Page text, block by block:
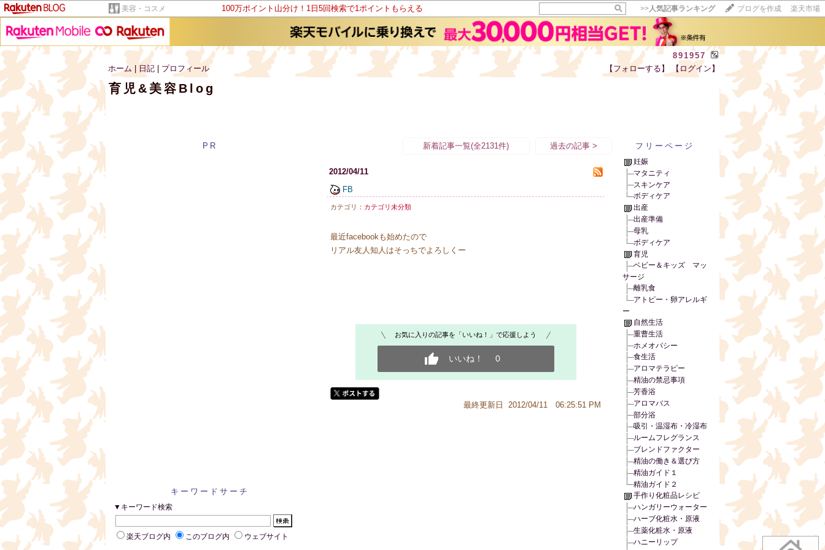
美容・コスメ 100万ポイント山分け！1日5回検索で1ポイントもらえる >>人気記事ランキング ブログを作成 楽天市場
891957
ホーム
日記 プロフィール 【フォローする】 【ログイン】
育児&美容Blog
【毎日開催】
15記事にいいね！で1ポイント
10秒滞在
--/ --
PR
キーワードサーチ
▼キーワード検索
楽天ブログ内 このブログ内 ウェブサイト
新着記事一覧(全2131件) 過去の記事 >
2012/04/11
FB
カテゴリ： カテゴリ未分類
最近facebookも始めたので
リアル友人知人はそっちでよろしくー
お気に入りの記事を「いいね！」で応援しよう
いいね！ 0
最終更新日 2012/04/11 06:25:51 PM
フリーページ
妊娠
マタニティ
スキンケア
ボディケア
出産
出産準備
母乳
ボディケア
育児
ベビー＆キッズ マッ
サージ
離乳食
アトピー・卵アレルギ
ー
自然生活
重曹生活
ホメオパシー
食生活
アロマテラピー
精油の禁忌事項
芳香浴
アロマバス
部分浴
吸引・温湿布・冷湿布
ルームフレグランス
ブレンドファクター
精油の働き＆選び方
精油ガイド１
精油ガイド２
手作り化粧品レシピ
ハンガリーウォーター
ハーブ化粧水・原液
生薬化粧水・原液
ハニーリップ